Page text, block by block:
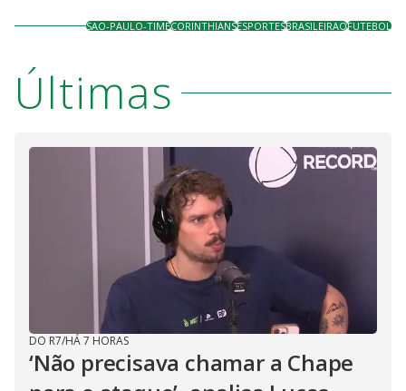
SAO-PAULO-TIMECORINTHIANSESPORTESBRASILEIRAOFUTEBOL
Últimas
DO R7/HÁ 7 HORAS
‘Não precisava chamar a Chape